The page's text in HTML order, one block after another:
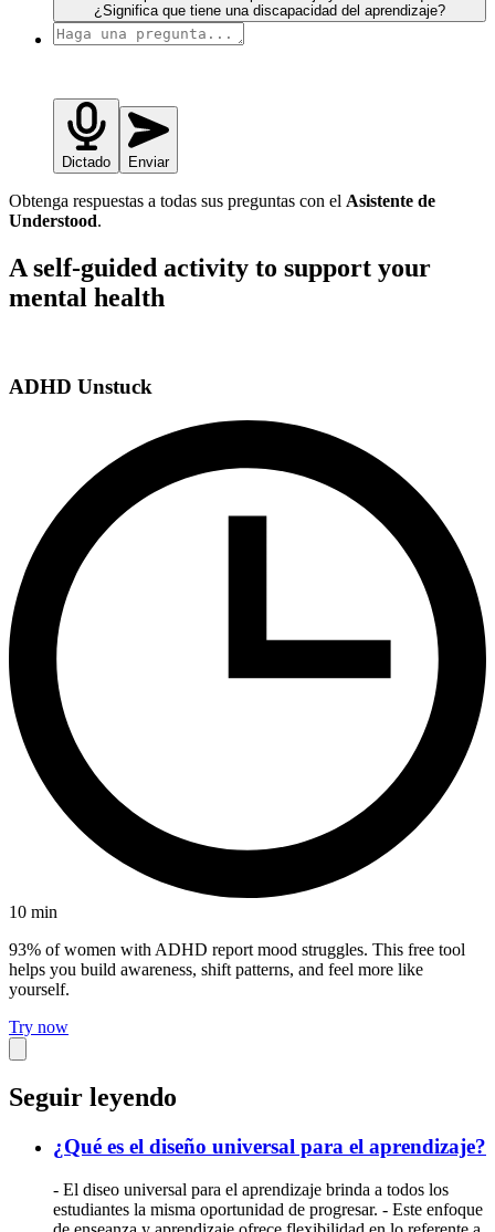
¿Significa que tiene una discapacidad del aprendizaje?
Dictado Enviar
Obtenga respuestas a todas sus preguntas con el Asistente de
Understood.
A self-guided activity to support your
mental health
ADHD Unstuck
10 min
93% of women with ADHD report mood struggles. This free tool
helps you build awareness, shift patterns, and feel more like
yourself.
Try now
Seguir leyendo
¿Qué es el diseño universal para el aprendizaje?
- El diseo universal para el aprendizaje brinda a todos los
estudiantes la misma oportunidad de progresar. - Este enfoque